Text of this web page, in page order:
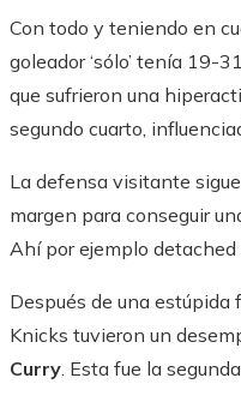
Con todo y teniendo en
goleador ‘sólo’ tenía 19-
que sufrieron una
segundo cuarto,
La defensa visitante
margen para conseguir
Ahí por ejemplo detached
Después de una estúpida
Knicks tuvieron un
Curry. Esta fue la